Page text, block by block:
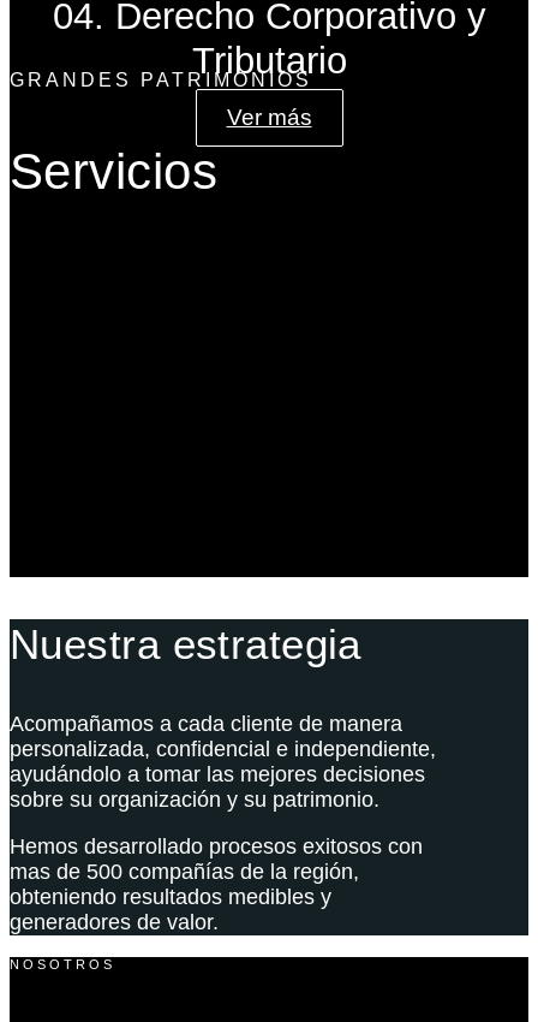
04. Derecho Corporativo y
Tributario
Ver más
GRANDES PATRIMONIOS
Servicios
Nuestra estrategia
Acompañamos a cada cliente de manera
personalizada, confidencial e independiente,
ayudándolo a tomar las mejores decisiones
sobre su organización y su patrimonio.
Hemos desarrollado procesos exitosos con
mas de 500 compañías de la región,
obteniendo resultados medibles y
generadores de valor.
NOSOTROS